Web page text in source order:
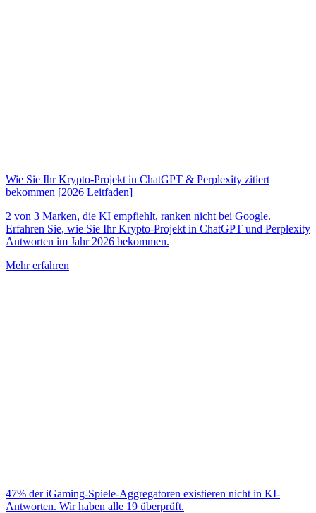
Wie Sie Ihr Krypto-Projekt in ChatGPT & Perplexity zitiert
bekommen [2026 Leitfaden]
2 von 3 Marken, die KI empfiehlt, ranken nicht bei Google.
Erfahren Sie, wie Sie Ihr Krypto-Projekt in ChatGPT und Perplexity
Antworten im Jahr 2026 bekommen.
Mehr erfahren
47% der iGaming-Spiele-Aggregatoren existieren nicht in KI-
Antworten. Wir haben alle 19 überprüft.